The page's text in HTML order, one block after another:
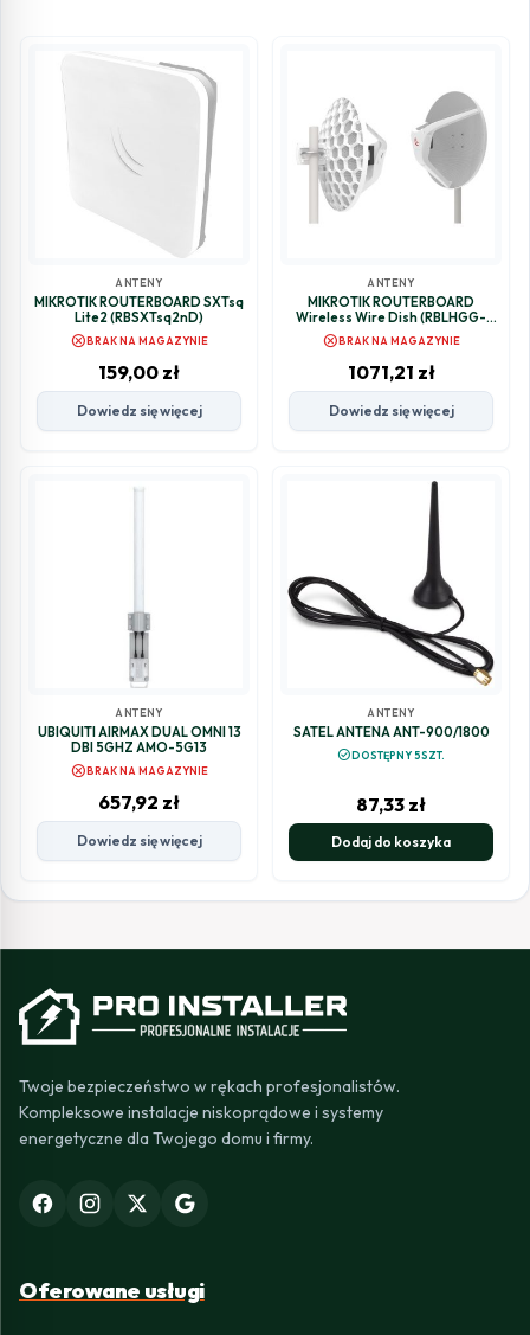
ANTENY
MIKROTIK ROUTERBOARD SXTsq
Lite2 (RBSXTsq2nD)
cancelBRAK NA MAGAZYNIE
159,00 zł
Dowiedz się więcej
ANTENY
MIKROTIK ROUTERBOARD
Wireless Wire Dish (RBLHGG-
cancelBRAK NA MAGAZYNIE
1071,21 zł
Dowiedz się więcej
ANTENY
UBIQUITI AIRMAX DUAL OMNI 13
DBI 5GHZ AMO-5G13
cancelBRAK NA MAGAZYNIE
657,92 zł
Dowiedz się więcej
ANTENY
SATEL ANTENA ANT-900/1800
check_circleDOSTĘPNY 5SZT.
87,33 zł
Dodaj do koszyka
Twoje bezpieczeństwo w rękach profesjonalistów.
Kompleksowe instalacje niskoprądowe i systemy
energetyczne dla Twojego domu i firmy.
Oferowane usługi